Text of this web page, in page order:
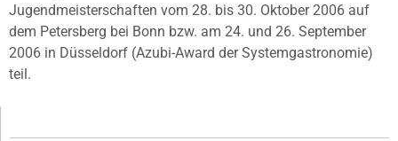
Jugendmeisterschaften vom 28. bis 30. Oktober 2006 auf
dem Petersberg bei Bonn bzw. am 24. und 26. September
2006 in Düsseldorf (Azubi-Award der Systemgastronomie)
teil.